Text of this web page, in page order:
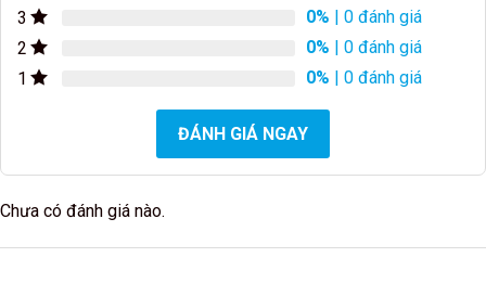
3
0% | 0 đánh giá
2
0% | 0 đánh giá
1
0% | 0 đánh giá
ĐÁNH GIÁ NGAY
Chưa có đánh giá nào.